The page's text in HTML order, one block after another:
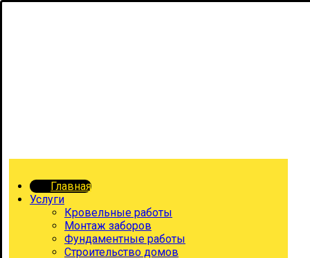
Главная
Услуги
Кровельные работы
Монтаж заборов
Фундаментные работы
Строительство домов